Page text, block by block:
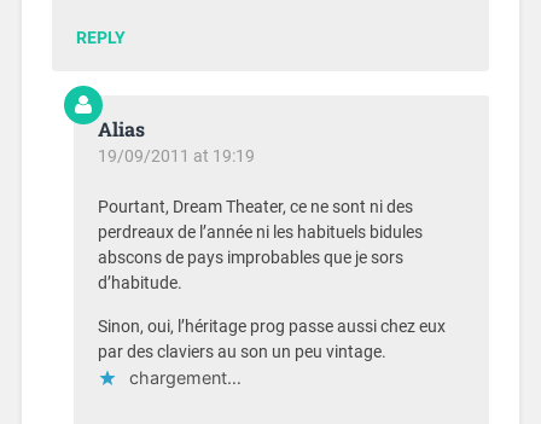
REPLY
Alias
19/09/2011 at 19:19
Pourtant, Dream Theater, ce ne sont ni des
perdreaux de l’année ni les habituels bidules
abscons de pays improbables que je sors
d’habitude.
Sinon, oui, l’héritage prog passe aussi chez eux
par des claviers au son un peu vintage.
chargement…